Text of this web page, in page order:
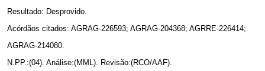
Resultado: Desprovido.
Acórdãos citados: AGRAG-226593; AGRAG-204368; AGRRE-226414;
AGRAG-214080.
N.PP.:(04). Análise:(MML). Revisão:(RCO/AAF).